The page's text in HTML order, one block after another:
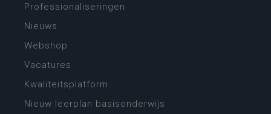
Professionaliseringen
Nieuws
Webshop
Vacatures
Kwaliteitsplatform
Nieuw leerplan basisonderwijs